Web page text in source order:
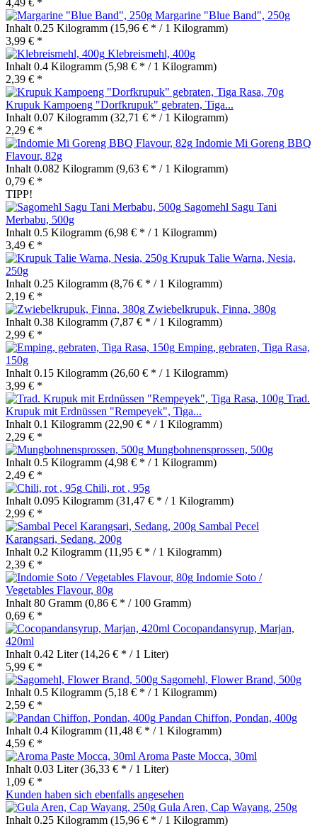
Margarine "Blue Band", 250g
Inhalt 0.25 Kilogramm (15,96 € * / 1 Kilogramm)
3,99 € *
Klebreismehl, 400g
Inhalt 0.4 Kilogramm (5,98 € * / 1 Kilogramm)
2,39 € *
Krupuk Kampoeng "Dorfkrupuk" gebraten, Tiga...
Inhalt 0.07 Kilogramm (32,71 € * / 1 Kilogramm)
2,29 € *
Indomie Mi Goreng BBQ
Flavour, 82g
Inhalt 0.082 Kilogramm (9,63 € * / 1 Kilogramm)
0,79 € *
TIPP!
Sagomehl Sagu Tani
Merbabu, 500g
Inhalt 0.5 Kilogramm (6,98 € * / 1 Kilogramm)
3,49 € *
Krupuk Talie Warna, Nesia,
250g
Inhalt 0.25 Kilogramm (8,76 € * / 1 Kilogramm)
2,19 € *
Zwiebelkrupuk, Finna, 380g
Inhalt 0.38 Kilogramm (7,87 € * / 1 Kilogramm)
2,99 € *
Emping, gebraten, Tiga Rasa,
150g
Inhalt 0.15 Kilogramm (26,60 € * / 1 Kilogramm)
3,99 € *
Trad.
Krupuk mit Erdnüssen "Rempeyek", Tiga...
Inhalt 0.1 Kilogramm (22,90 € * / 1 Kilogramm)
2,29 € *
Mungbohnensprossen, 500g
Inhalt 0.5 Kilogramm (4,98 € * / 1 Kilogramm)
2,49 € *
Chili, rot , 95g
Inhalt 0.095 Kilogramm (31,47 € * / 1 Kilogramm)
2,99 € *
Sambal Pecel
Karangsari, Sedang, 200g
Inhalt 0.2 Kilogramm (11,95 € * / 1 Kilogramm)
2,39 € *
Indomie Soto /
Vegetables Flavour, 80g
Inhalt 80 Gramm (0,86 € * / 100 Gramm)
0,69 € *
Cocopandansyrup, Marjan,
420ml
Inhalt 0.42 Liter(14,26 € * / 1 Liter)
5,99 € *
Sagomehl, Flower Brand, 500g
Inhalt 0.5 Kilogramm (5,18 € * / 1 Kilogramm)
2,59 € *
Pandan Chiffon, Pondan, 400g
Inhalt 0.4 Kilogramm (11,48 € * / 1 Kilogramm)
4,59 € *
Aroma Paste Mocca, 30ml
Inhalt 0.03 Liter(36,33 € * / 1 Liter)
1,09 € *
Kunden haben sich ebenfalls angesehen
Gula Aren, Cap Wayang, 250g
Inhalt 0.25 Kilogramm (15,96 € * / 1 Kilogramm)